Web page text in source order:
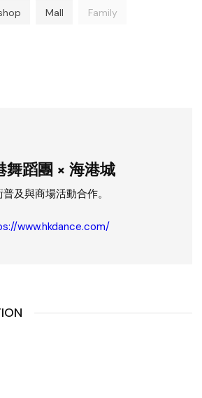
Mall Family
舞蹈團 × 海港城
及與商場活動合作。
www.hkdance.com/